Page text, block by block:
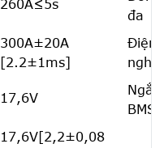
260A≤5s
đa
300A±20A
[2.2±1ms]
Điện
nghị
17,6V
Ngắt
BMS
17,6V[2,2±0,08